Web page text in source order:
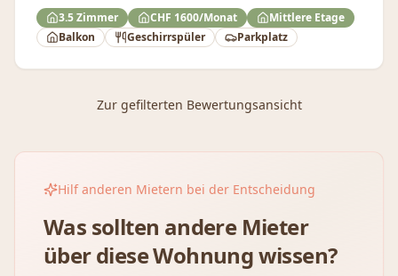
3.5 Zimmer CHF 1600/Monat
Mittlere Etage
Balkon
Geschirrspüler Parkplatz
Zur gefilterten Bewertungsansicht
Hilf anderen Mietern bei der Entscheidung
Was sollten andere Mieter
über diese Wohnung wissen?